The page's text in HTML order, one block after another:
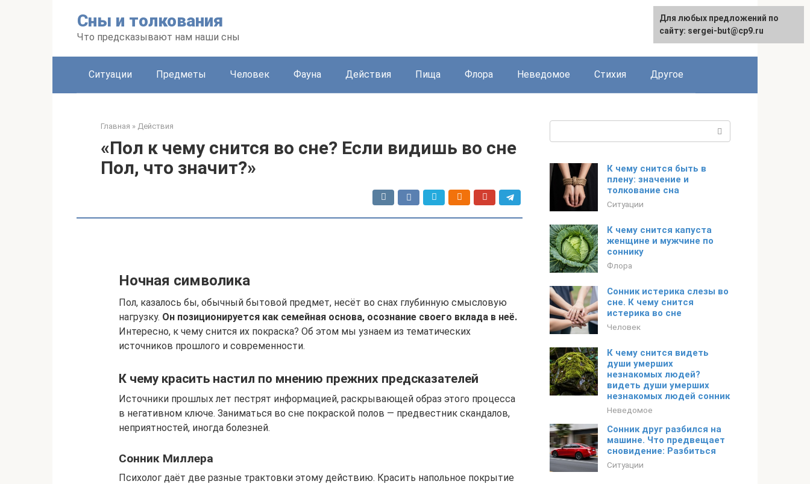
Сны и толкования
Что предсказывают нам наши сны
Ситуации Предметы Человек Фауна Действия Пища Флора Неведомое Стихия Другое
Главная » Действия
«Пол к чему снится во сне? Если видишь во сне
Пол, что значит?»
Ночная символика
Пол, казалось бы, обычный бытовой предмет, несёт во снах глубинную смысловую
нагрузку. Он позиционируется как семейная основа, осознание своего вклада в неё.
Интересно, к чему снится их покраска? Об этом мы узнаем из тематических
источников прошлого и современности.
К чему красить настил по мнению прежних предсказателей
Источники прошлых лет пестрят информацией, раскрывающей образ этого процесса
в негативном ключе. Заниматься во сне покраской полов — предвестник скандалов,
неприятностей, иногда болезней.
Сонник Миллера
Психолог даёт две разные трактовки этому действию. Красить напольное покрытие
К чему снится быть в
плену: значение и
толкование сна
Ситуации
К чему снится капуста
женщине и мужчине по
соннику
Флора
Сонник истерика слезы во
сне. К чему снится
истерика во сне
Человек
К чему снится видеть
души умерших
незнакомых людей?
видеть души умерших
незнакомых людей сонник
Неведомое
Сонник друг разбился на
машине. Что предвещает
сновидение: Разбиться
Ситуации
Для любых предложений по
сайту: sergei-but@cp9.ru